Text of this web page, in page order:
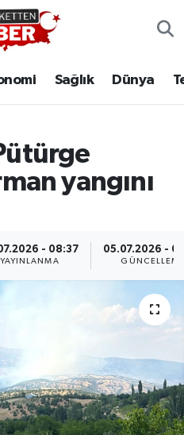
Sağlık Dünya
yangını
- 08:37
YAYINLANMA
05.07.2026 -